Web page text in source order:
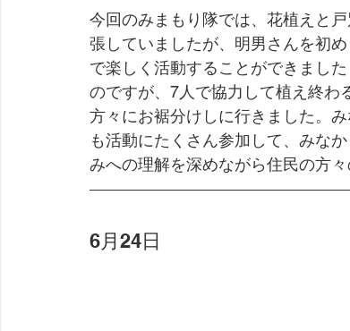
今回のみまもり隊では、花植えと
張していましたが、明男さんを初
で楽しく活動することができまし
のですが、7人で協力して植え終わ
方々にお裾分けしに行きました。
も活動にたくさん参加して、みなか
みへの理解を深めながら住民の方
6月24日